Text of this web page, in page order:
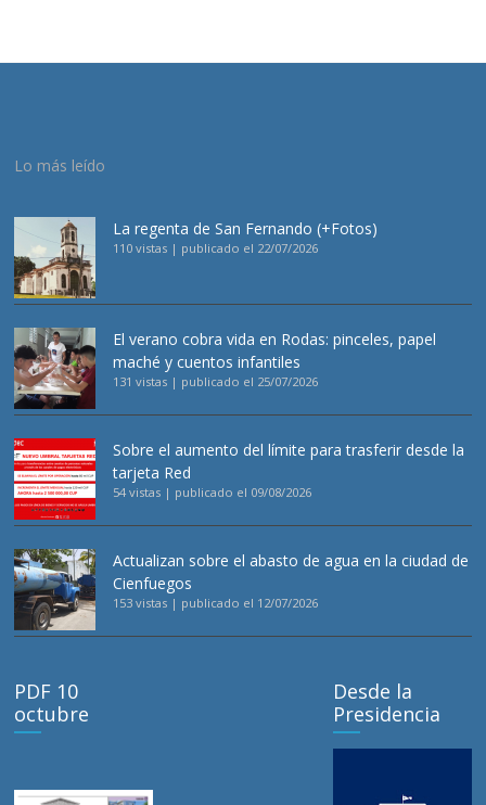
Lo más leído
La regenta de San Fernando (+Fotos)
110 vistas | publicado el 22/07/2026
El verano cobra vida en Rodas: pinceles, papel
maché y cuentos infantiles
131 vistas | publicado el 25/07/2026
Sobre el aumento del límite para trasferir desde la
tarjeta Red
54 vistas | publicado el 09/08/2026
Actualizan sobre el abasto de agua en la ciudad de
Cienfuegos
153 vistas | publicado el 12/07/2026
PDF 10
octubre
Desde la
Presidencia